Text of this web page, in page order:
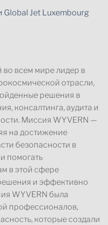
Jet Luxembourg
всем мире лидер в
отрасли,
решения в
консалтинга, аудита и
Миссия WYVERN —
на достижение
безопасности в
помогать
в этой сфере
и эффективно
WYVERN была
профессионалов,
которые создали